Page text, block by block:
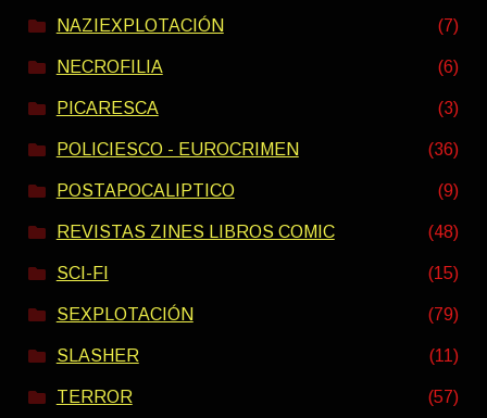
NAZIEXPLOTACIÓN (7)
NECROFILIA (6)
PICARESCA (3)
POLICIESCO - EUROCRIMEN (36)
POSTAPOCALIPTICO (9)
REVISTAS ZINES LIBROS COMIC (48)
SCI-FI (15)
SEXPLOTACIÓN (79)
SLASHER (11)
TERROR (57)